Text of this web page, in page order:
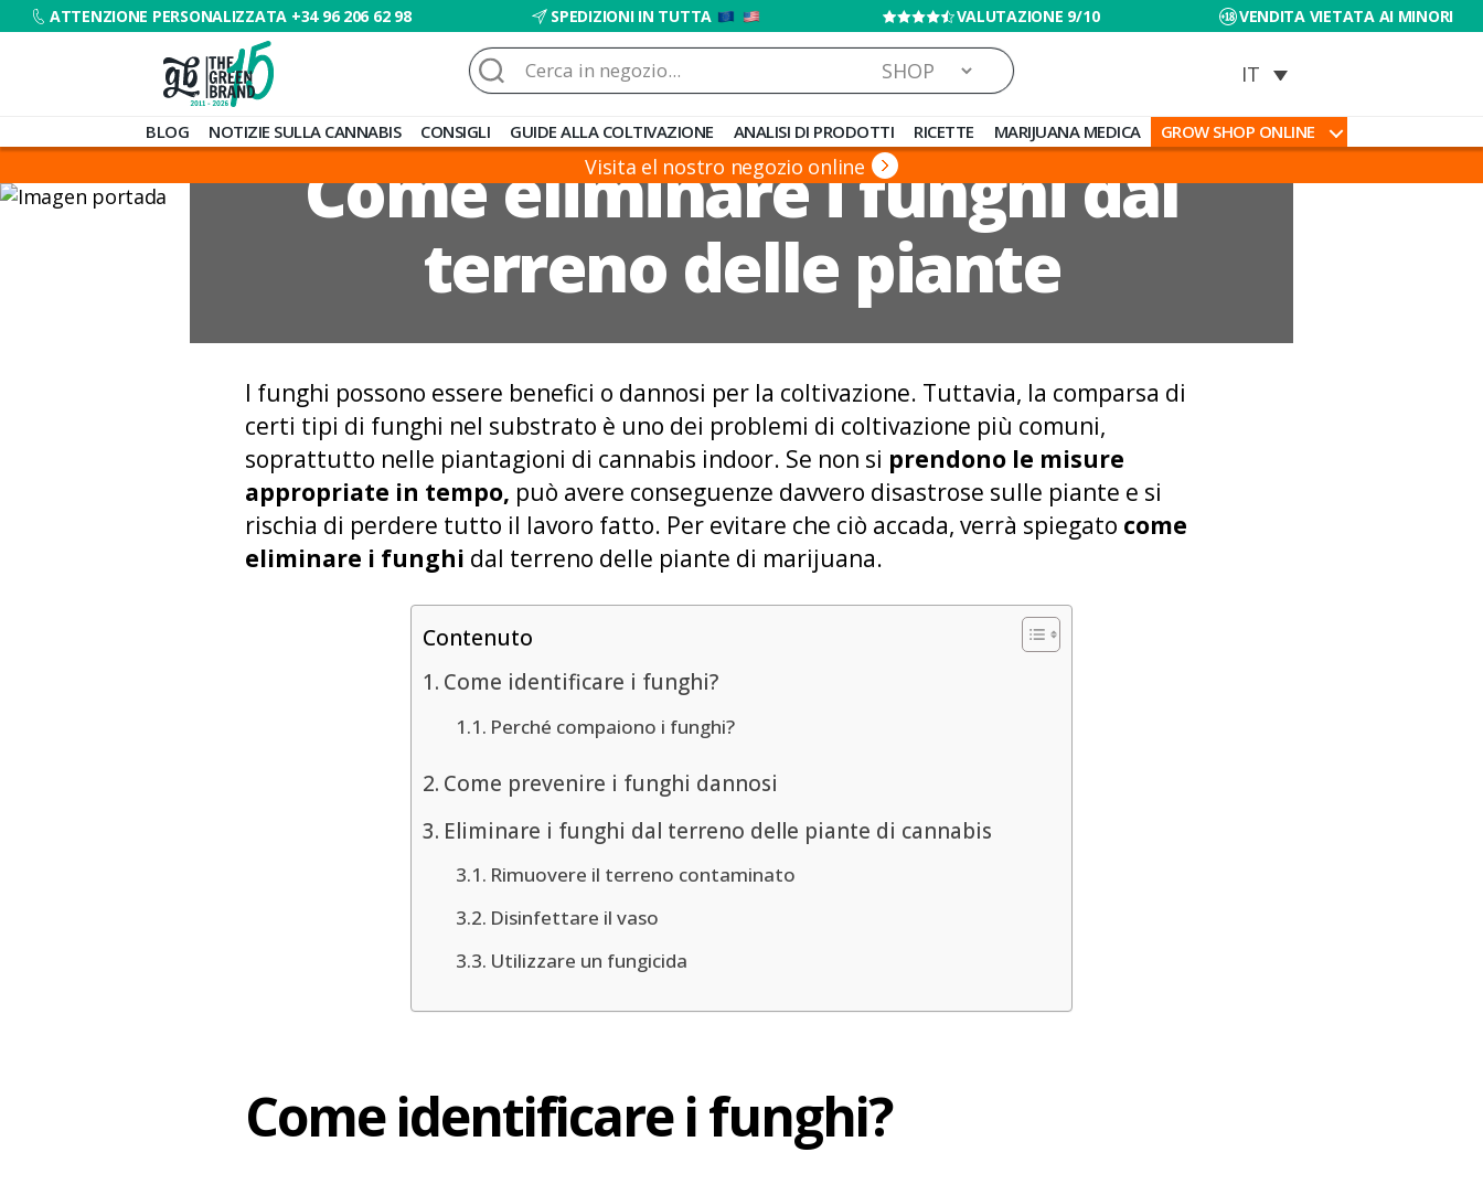
ATTENZIONE PERSONALIZZATA +34 96 206 62 98 SPEDIZIONI IN TUTTA VALUTAZIONE 9/10 VENDITA VIETATA AI MINORI
de
Barato
Cerca:
BLOG NOTIZIE SULLA CANNABIS CONSIGLI GUIDE ALLA COLTIVAZIONE ANALISI DI PRODOTTI RICETTE MARIJUANA MEDICA GROW SHOP ONLINE
Visita el nostro negozio online
Come eliminare i funghi dal
terreno delle piante
I funghi possono essere benefici o dannosi per la coltivazione. Tuttavia, la comparsa di
certi tipi di funghi nel substrato è uno dei problemi di coltivazione più comuni,
soprattutto nelle piantagioni di cannabis indoor. Se non si prendono le misure
appropriate in tempo, può avere conseguenze davvero disastrose sulle piante e si
rischia di perdere tutto il lavoro fatto. Per evitare che ciò accada, verrà spiegato come
eliminare i funghi dal terreno delle piante di marijuana.
Contenuto
Come identificare i funghi?
Perché compaiono i funghi?
Come prevenire i funghi dannosi
Eliminare i funghi dal terreno delle piante di cannabis
Rimuovere il terreno contaminato
Disinfettare il vaso
Utilizzare un fungicida
Come identificare i funghi?